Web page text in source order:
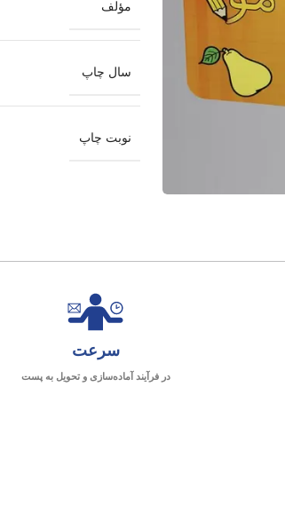
مؤلف
سال چاپ
نوبت چاپ
سرعت
در فرآیند آماده‌سازی و تحویل به پست